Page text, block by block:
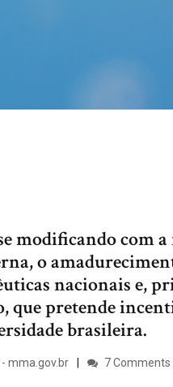
modificando com
o
nacionais e,
que pretende
brasileira.
mma.gov.br 7 Comments